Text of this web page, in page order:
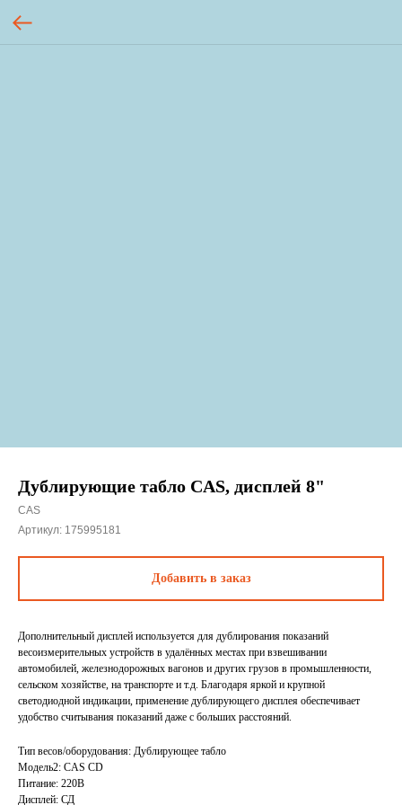
Дублирующие табло CAS, дисплей 8"
CAS
Артикул: 175995181
Добавить в заказ
Дополнительный дисплей используется для дублирования показаний
весоизмерительных устройств в удалённых местах при взвешивании
автомобилей, железнодорожных вагонов и других грузов в промышленности,
сельском хозяйстве, на транспорте и т.д. Благодаря яркой и крупной
светодиодной индикации, применение дублирующего дисплея обеспечивает
удобство считывания показаний даже с больших расстояний.
Тип весов/оборудования: Дублирующее табло
Модель2: CAS CD
Питание: 220В
Дисплей: СД